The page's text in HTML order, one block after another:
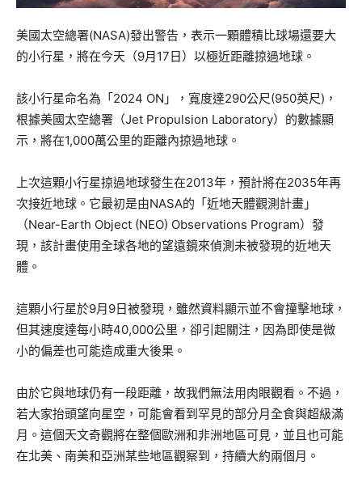
美國太空總署(NASA)發出警告，表示一顆體積比球場還要大
的小行星，將在今天（9月17日）以極近距離掠過地球。
該小行星命名為「2024 ON」，寬度達290公尺(950英尺)，
根據美國太空總署（Jet Propulsion Laboratory）的數據顯
示，將在1,000萬公里的距離內掠過地球。
上次這顆小行星掠過地球發生在2013年，預計將在2035年再
次接近地球。它最初是由NASA的「近地天體觀測計畫」
（Near-Earth Object (NEO) Observations Program）發
現，該計畫使用全球各地的望遠鏡來偵測未被發現的近地天
體。
這顆小行星於9月9日被發現，雖然資料顯示並不會撞擊地球，
但其速度達每小時40,000公里，卻引起關注，因為即使是微
小的偏差也可能造成重大後果。
由於它與地球仍有一段距離，故我們無法用肉眼觀看。不過，
若大家抬頭望向星空，可能會看到罕見的部分月全食與超級滿
月。這個天文奇觀將在整個歐洲和非洲地區可見，並且也可能
在北美、南美和亞洲某些地區觀察到，持續大約兩個月。